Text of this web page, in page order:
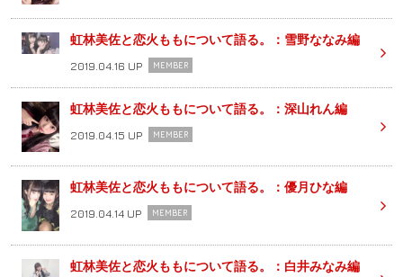
虹林美佐と恋火ももについて語る。：雪野ななみ編
2019.04.16 UP MEMBER
虹林美佐と恋火ももについて語る。：深山れん編
2019.04.15 UP MEMBER
虹林美佐と恋火ももについて語る。：優月ひな編
2019.04.14 UP MEMBER
虹林美佐と恋火ももについて語る。：白井みなみ編